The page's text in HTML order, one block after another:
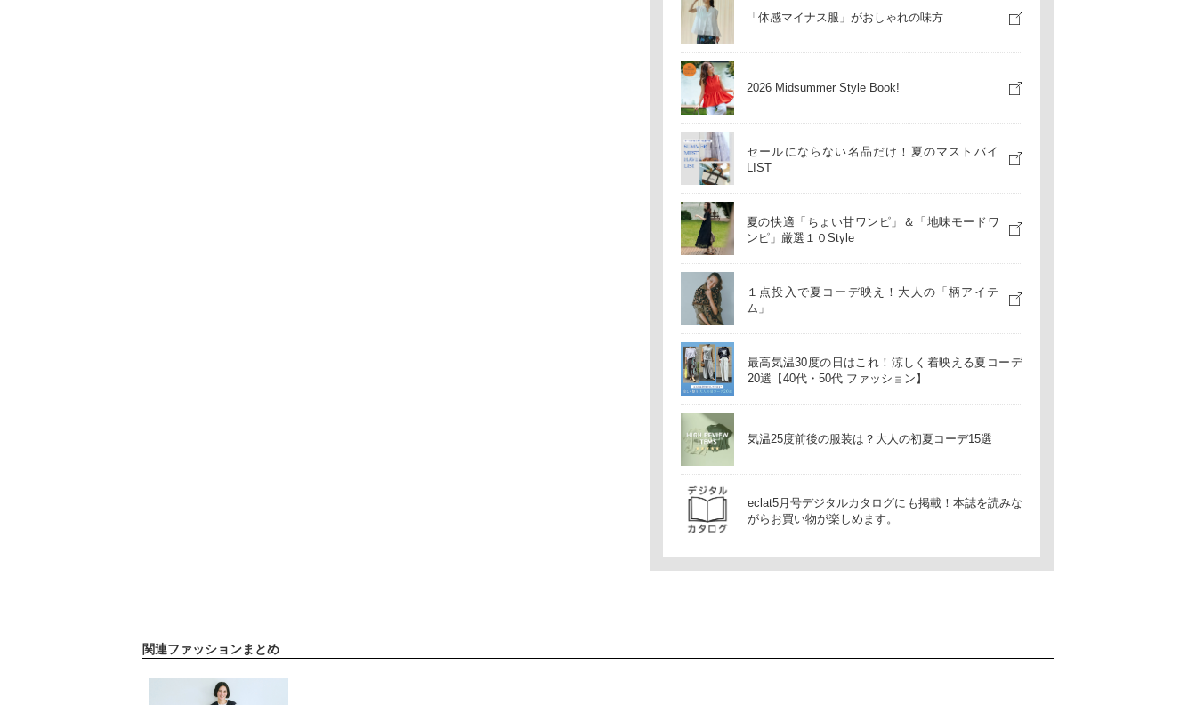
「体感マイナス服」がおしゃれの味方
2026 Midsummer Style Book!
セールにならない名品だけ！夏のマストバイ
LIST
夏の快適「ちょい甘ワンピ」＆「地味モードワ
ンピ」厳選１０Style
１点投入で夏コーデ映え！大人の「柄アイテ
ム」
最高気温30度の日はこれ！涼しく着映える夏コーデ
20選【40代・50代 ファッション】
気温25度前後の服装は？大人の初夏コーデ15選
eclat5月号デジタルカタログにも掲載！本誌を読みな
がらお買い物が楽しめます。
関連ファッションまとめ